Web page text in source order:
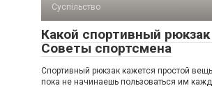
Суспільство
Какой спортивный
Советы спортсмена
Спортивный рюкзак кажется простой
пока не начинаешь пользоваться им